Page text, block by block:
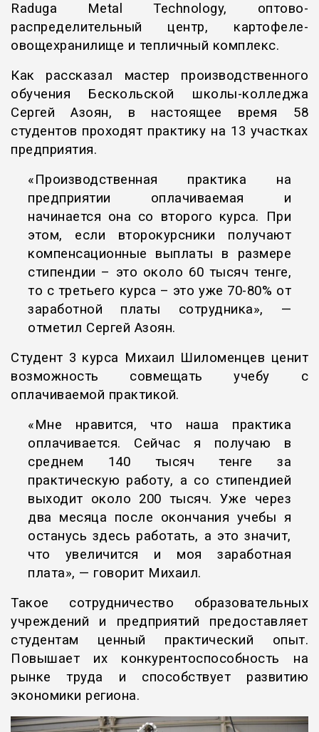
Raduga Metal Technology, оптово-
распределительный центр, картофеле-
овощехранилище и тепличный комплекс.
Как рассказал мастер производственного
обучения Бескольской школы-колледжа
Сергей Азоян, в настоящее время 58
студентов проходят практику на 13 участках
предприятия.
«Производственная практика на
предприятии оплачиваемая и
начинается она со второго курса. При
этом, если второкурсники получают
компенсационные выплаты в размере
стипендии – это около 60 тысяч тенге,
то с третьего курса – это уже 70-80% от
заработной платы сотрудника», —
отметил Сергей Азоян.
Студент 3 курса Михаил Шиломенцев ценит
возможность совмещать учебу с
оплачиваемой практикой.
«Мне нравится, что наша практика
оплачивается. Сейчас я получаю в
среднем 140 тысяч тенге за
практическую работу, а со стипендией
выходит около 200 тысяч. Уже через
два месяца после окончания учебы я
останусь здесь работать, а это значит,
что увеличится и моя заработная
плата», — говорит Михаил.
Такое сотрудничество образовательных
учреждений и предприятий предоставляет
студентам ценный практический опыт.
Повышает их конкурентоспособность на
рынке труда и способствует развитию
экономики региона.